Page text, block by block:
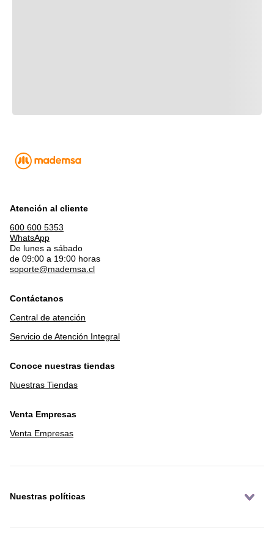
0.0
Opiniones más recientes
Atención al cliente
600 600 5353
WhatsApp
De lunes a sábado
de 09:00 a 19:00 horas
soporte@mademsa.cl
Contáctanos
Central de atención
Servicio de Atención Integral
Conoce nuestras tiendas
Nuestras Tiendas
Venta Empresas
Venta Empresas
Nuestras políticas